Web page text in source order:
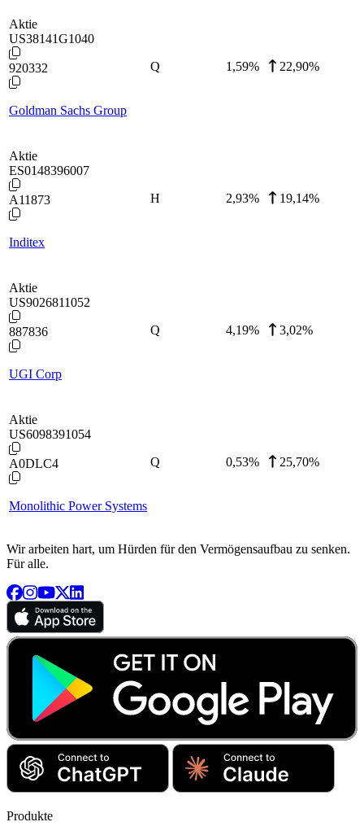
Aktie
US38141G1040
920332
Goldman Sachs Group
Q 1,59% 22,90%
Aktie
ES0148396007
A11873
Inditex
H 2,93% 19,14%
Aktie
US9026811052
887836
UGI Corp
Q 4,19% 3,02%
Aktie
US6098391054
A0DLC4
Monolithic Power Systems
Q 0,53% 25,70%
Wir arbeiten hart, um Hürden für den Vermögensaufbau zu senken.
Für alle.
Produkte